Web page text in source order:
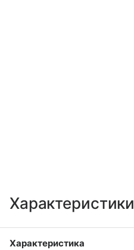
Характеристики
Характеристика